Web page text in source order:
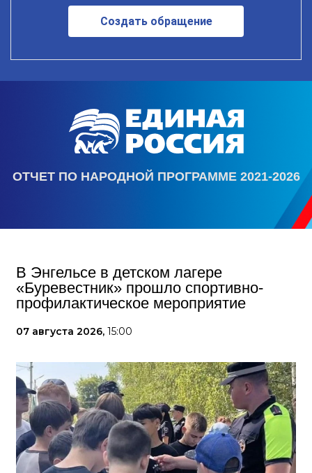
Создать обращение
ОТЧЕТ ПО НАРОДНОЙ ПРОГРАММЕ 2021-2026
В Энгельсе в детском лагере
«Буревестник» прошло спортивно-
профилактическое мероприятие
07 августа 2026, 15:00